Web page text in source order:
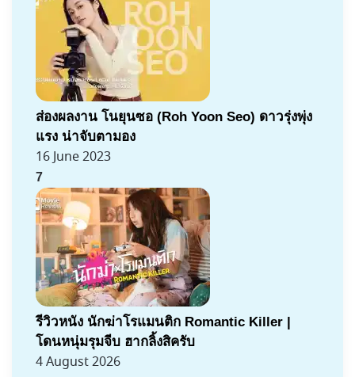
ส่องผลงาน โนยุนซอ (Roh Yoon Seo) ดาวรุ่งพุ่ง
แรง น่าจับตามอง
16 June 2023
7
รีวิวหนัง นักฆ่าโรแมนติก Romantic Killer |
โดนหนุ่มรุมจีบ ฮากลิ้งสิครับ
4 August 2026